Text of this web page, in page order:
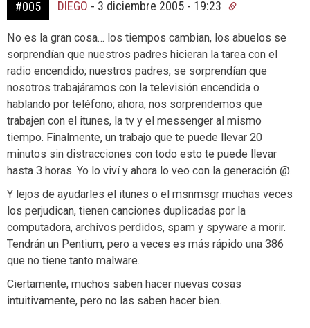
#005 DIEGO - 3 diciembre 2005 - 19:23
No es la gran cosa… los tiempos cambian, los abuelos se
sorprendían que nuestros padres hicieran la tarea con el
radio encendido; nuestros padres, se sorprendían que
nosotros trabajáramos con la televisión encendida o
hablando por teléfono; ahora, nos sorprendemos que
trabajen con el itunes, la tv y el messenger al mismo
tiempo. Finalmente, un trabajo que te puede llevar 20
minutos sin distracciones con todo esto te puede llevar
hasta 3 horas. Yo lo viví y ahora lo veo con la generación @.
Y lejos de ayudarles el itunes o el msnmsgr muchas veces
los perjudican, tienen canciones duplicadas por la
computadora, archivos perdidos, spam y spyware a morir.
Tendrán un Pentium, pero a veces es más rápido una 386
que no tiene tanto malware.
Ciertamente, muchos saben hacer nuevas cosas
intuitivamente, pero no las saben hacer bien.